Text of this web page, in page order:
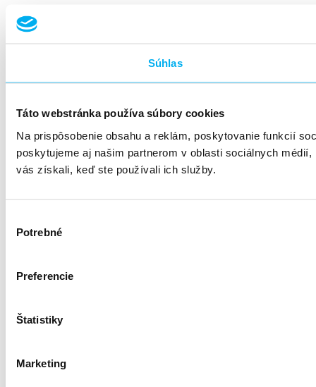
Súhlas
Táto webstránka používa súbory cookies
Na prispôsobenie obsahu a reklám, poskytovanie funkcií
poskytujeme aj našim partnerom v oblasti sociálnych
vás získali, keď ste používali ich služby.
súhlasu
Potrebné
Preferencie
Štatistiky
Marketing